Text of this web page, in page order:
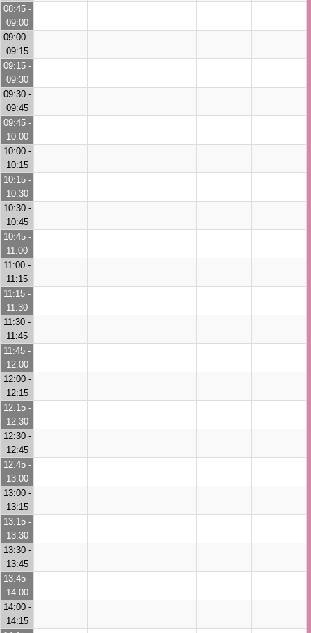
08:45 -
09:00
09:00 -
09:15
09:15 -
09:30
09:30 -
09:45
09:45 -
10:00
10:00 -
10:15
10:15 -
10:30
10:30 -
10:45
10:45 -
11:00
11:00 -
11:15
11:15 -
11:30
11:30 -
11:45
11:45 -
12:00
12:00 -
12:15
12:15 -
12:30
12:30 -
12:45
12:45 -
13:00
13:00 -
13:15
13:15 -
13:30
13:30 -
13:45
13:45 -
14:00
14:00 -
14:15